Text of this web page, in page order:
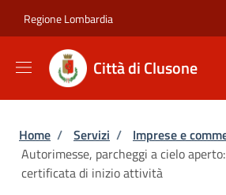
Regione Lombardia
Città di Clusone
Briciole di pane
Home / Servizi / Imprese e
Autorimesse, parcheggi a cielo
certificata di inizio attività